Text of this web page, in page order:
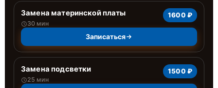
Замена материнской платы
30 мин
1600 ₽
Записаться
Замена подсветки
25 мин
1500 ₽